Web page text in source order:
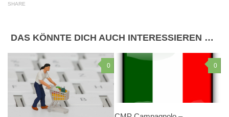
SHARE
DAS KÖNNTE DICH AUCH INTERESSIEREN …
0 0